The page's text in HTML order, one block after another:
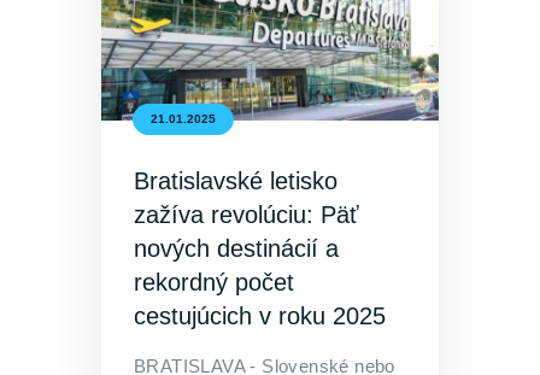
21.01.2025
Bratislavské letisko
zažíva revolúciu: Päť
nových destinácií a
rekordný počet
cestujúcich v roku 2025
BRATISLAVA - Slovenské nebo